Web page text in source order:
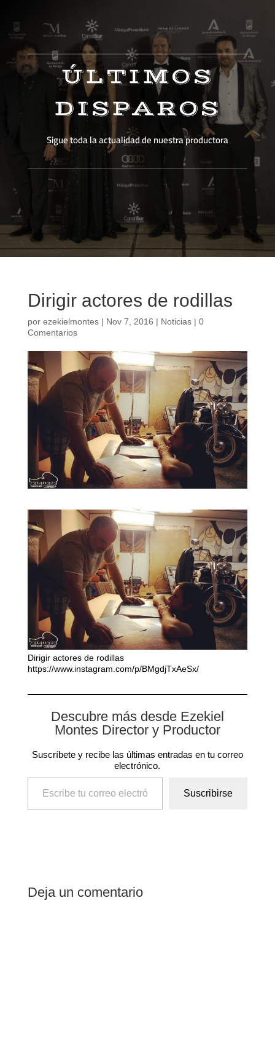
ÚLTIMOS
DISPAROS
Sigue toda la actualidad de nuestra productora
Dirigir actores de rodillas
por ezekielmontes| Nov 7, 2016 | Noticias| 0
Comentarios
Dirigir actores de rodillas
https://www.instagram.com/p/BMgdjTxAeSx/
Descubre más desde Ezekiel
Montes Director y Productor
Suscríbete y recibe las últimas entradas en tu correo
electrónico.
Escribe tu correo electrónico…
Suscribirse
Deja un comentario